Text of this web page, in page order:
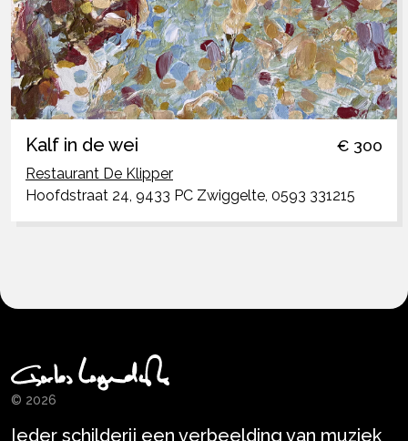
Kalf in de wei € 300
Restaurant De Klipper
Hoofdstraat 24, 9433 PC Zwiggelte, 0593 331215
© 2026
Ieder schilderij een verbeelding van muziek